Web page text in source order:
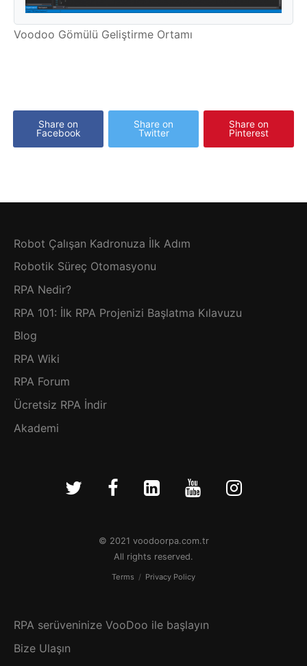
Voodoo Gömülü Geliştirme Ortamı
Share on
Facebook
Share on
Twitter
Share on
Pinterest
Robot Çalışan Kadronuza İlk Adım
Robotik Süreç Otomasyonu
RPA Nedir?
RPA 101: İlk RPA Projenizi Başlatma Kılavuzu
Blog
RPA Wiki
RPA Forum
Ücretsiz RPA İndir
Akademi
© 2021 voodoorpa.com.tr
All rights reserved.
Terms / Privacy Policy
RPA serüveninize VooDoo ile başlayın
Bize Ulaşın